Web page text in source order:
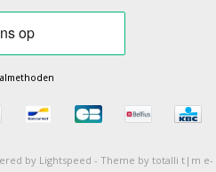
by Lightspeed - Theme by totalli t|m e-